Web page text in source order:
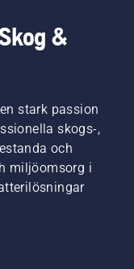
&
stark passion
skogs-,
och
miljöomsorg i